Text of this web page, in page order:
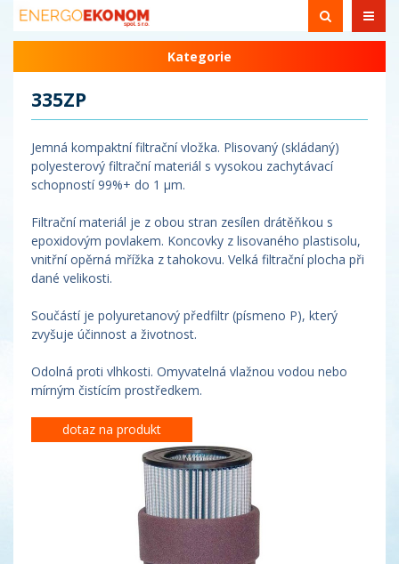
Kategorie
335ZP
Jemná kompaktní filtrační vložka. Plisovaný (skládaný)
polyesterový filtrační materiál s vysokou zachytávací
schopností 99%+ do 1 µm.
Filtrační materiál je z obou stran zesílen drátěňkou s
epoxidovým povlakem. Koncovky z lisovaného plastisolu,
vnitřní opěrná mřížka z tahokovu. Velká filtrační plocha při
dané velikosti.
Součástí je polyuretanový předfiltr (písmeno P), který
zvyšuje účinnost a životnost.
Odolná proti vlhkosti. Omyvatelná vlažnou vodou nebo
mírným čistícím prostředkem.
dotaz na produkt